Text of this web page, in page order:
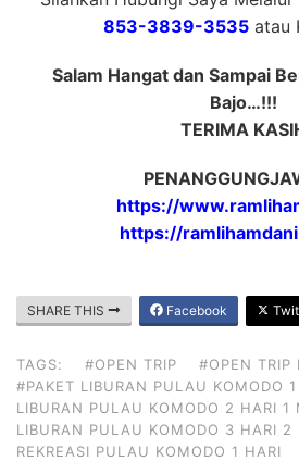
853-3839-3535atau
Salam Hangat dan Sampai
Bajo…!!!
TERIMA
https://
https://
SHARE THIS Facebook
TAGS: #OPEN TRIP
#OPEN TRIP
#PAKET LIBURAN PULAU KOMODO
LIBURAN PULAU KOMODO 2 HARI 1
LIBURAN PULAU KOMODO 3 HARI 2
REKREASI PULAU KOMODO 1 HARI